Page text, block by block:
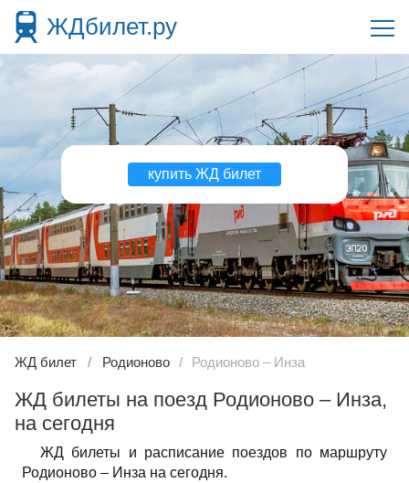
ЖДбилет.ру
купить ЖД билет
ЖД билет Родионово Родионово – Инза
ЖД билеты на поезд Родионово – Инза,
на сегодня
ЖД билеты и расписание поездов по маршруту
Родионово – Инза на сегодня.